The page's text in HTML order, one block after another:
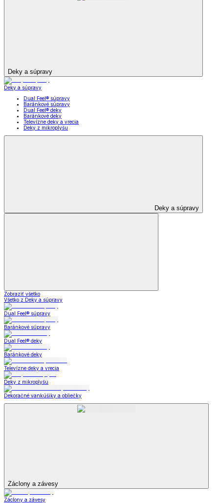
Deky a súpravy
Deky a súpravy
Dual Feel® súpravy
Baránkové súpravy
Dual Feel® deky
Baránkové deky
Televízne deky a vrecia
Deky z mikroplyšu
Deky a súpravy
Zobraziť všetko
Všetko z Deky a súpravy
Dual Feel® súpravy
Baránkové súpravy
Dual Feel® deky
Baránkové deky
Televízne deky a vrecia
Deky z mikroplyšu
Dekoračné vankúšiky a obliečky
Záclony a závesy
Záclony a závesy